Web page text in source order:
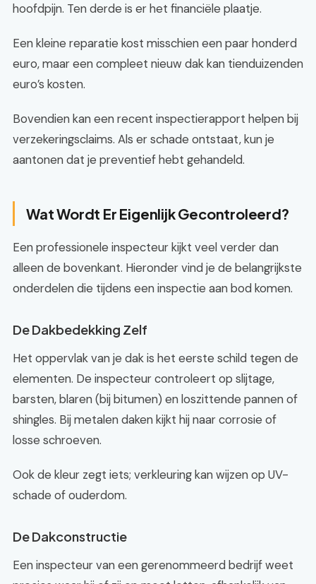
hoofdpijn. Ten derde is er het financiële plaatje.
Een kleine reparatie kost misschien een paar honderd
euro, maar een compleet nieuw dak kan tienduizenden
euro’s kosten.
Bovendien kan een recent inspectierapport helpen bij
verzekeringsclaims. Als er schade ontstaat, kun je
aantonen dat je preventief hebt gehandeld.
Wat Wordt Er Eigenlijk Gecontroleerd?
Een professionele inspecteur kijkt veel verder dan
alleen de bovenkant. Hieronder vind je de belangrijkste
onderdelen die tijdens een inspectie aan bod komen.
De Dakbedekking Zelf
Het oppervlak van je dak is het eerste schild tegen de
elementen. De inspecteur controleert op slijtage,
barsten, blaren (bij bitumen) en loszittende pannen of
shingles. Bij metalen daken kijkt hij naar corrosie of
losse schroeven.
Ook de kleur zegt iets; verkleuring kan wijzen op UV-
schade of ouderdom.
De Dakconstructie
Een inspecteur van een gerenommeerd bedrijf weet